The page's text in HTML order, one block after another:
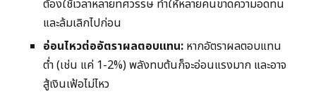
ต้องใช้เวลาหลายทศวรรษ ทำให้หลายคนขาดความอดทน
และล้มเลิกไปก่อน
อ่อนไหวต่ออัตราผลตอบแทน: หากอัตราผลตอบแทน
ต่ำ (เช่น แค่ 1-2%) พลังทบต้นก็จะอ่อนแรงมาก และอาจ
สู้เงินเฟ้อไม่ไหว